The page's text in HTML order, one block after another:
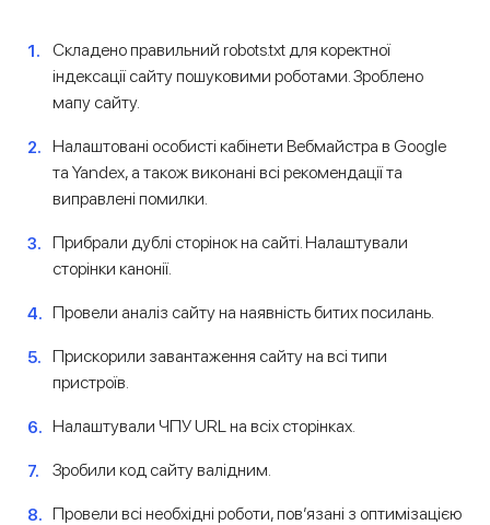
Складено правильний robots.txt для коректної
індексації сайту пошуковими роботами. Зроблено
мапу сайту.
Налаштовані особисті кабінети Вебмайстра в Google
та Yandex, а також виконані всі рекомендації та
виправлені помилки.
Прибрали дублі сторінок на сайті. Налаштували
сторінки канонії.
Провели аналіз сайту на наявність битих посилань.
Прискорили завантаження сайту на всі типи
пристроїв.
Налаштували ЧПУ URL на всіх сторінках.
Зробили код сайту валідним.
Провели всі необхідні роботи, пов’язані з оптимізацією